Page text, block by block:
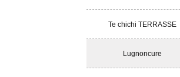
Te chichi TERRASSE
Lugnoncure